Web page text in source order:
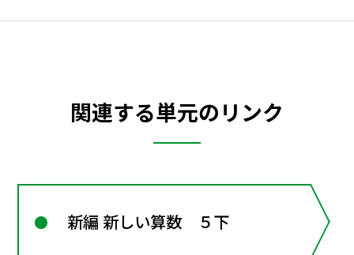
関連する単元のリンク
新編 新しい算数 ５下